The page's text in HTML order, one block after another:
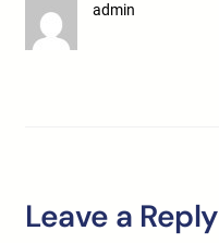
admin
Leave a Reply